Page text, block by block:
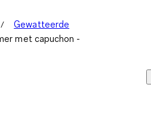
Gewatteerde
met capuchon -